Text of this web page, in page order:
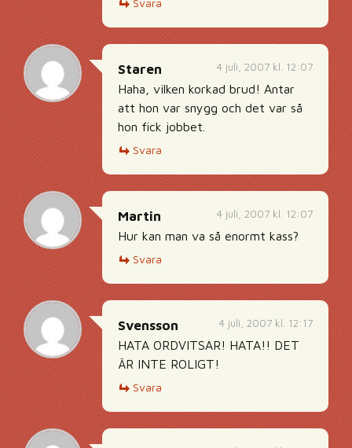
Svara
4 juli, 2007 kl. 12:07
Staren
Haha, vilken korkad brud! Antar
att hon var snygg och det var så
hon fick jobbet.
Svara
4 juli, 2007 kl. 12:07
Martin
Hur kan man va så enormt kass?
Svara
4 juli, 2007 kl. 12:17
Svensson
HATA ORDVITSAR! HATA!! DET
ÄR INTE ROLIGT!
Svara